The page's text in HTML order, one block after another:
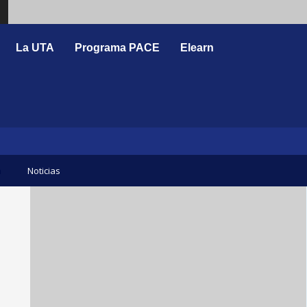
La UTA Programa PACE Elearn
Noticias